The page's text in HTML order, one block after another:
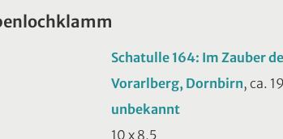
Schatulle 164: Im Zauber
Vorarlberg, Dornbirn, ca.
unbekannt
10 x 8,5